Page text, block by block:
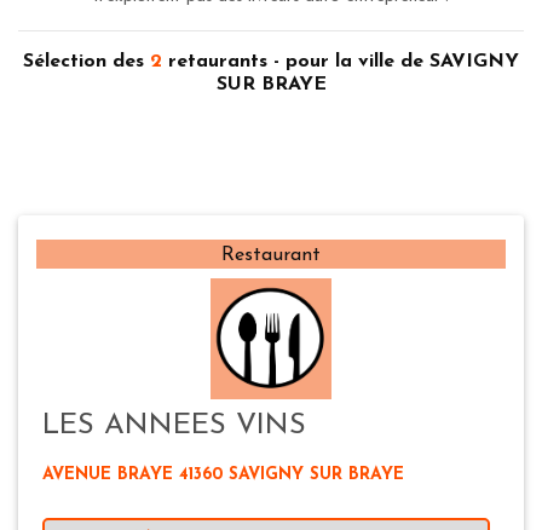
Sélection des 2 retaurants - pour la ville de SAVIGNY
SUR BRAYE
Restaurant
LES ANNEES VINS
AVENUE BRAYE 41360 SAVIGNY SUR BRAYE